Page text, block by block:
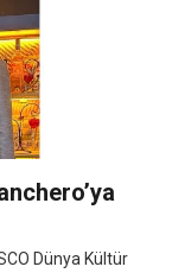
Dünya Kültür